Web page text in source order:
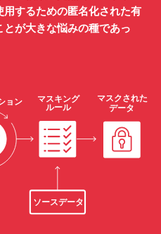
するための匿名化された有
が大きな悩みの種であっ